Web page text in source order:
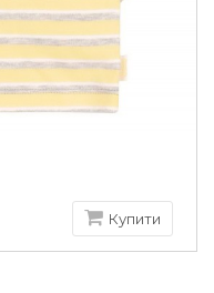
Купити